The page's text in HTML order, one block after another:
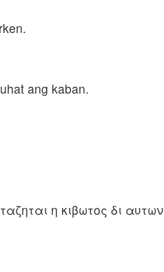
ang kaban.
η κιβωτος δι αυτων